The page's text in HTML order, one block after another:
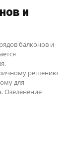
и
балконов и
решению
для
Озеленение